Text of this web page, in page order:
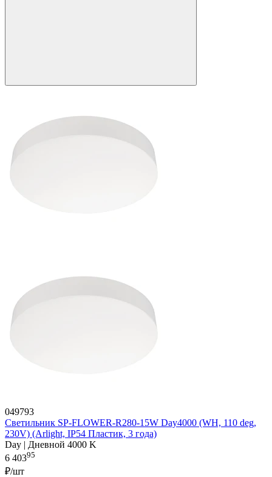
049793
Светильник SP-FLOWER-R280-15W Day4000 (WH, 110 deg,
230V) (Arlight, IP54 Пластик, 3 года)
Day | Дневной 4000 K
6 40395
₽/шт